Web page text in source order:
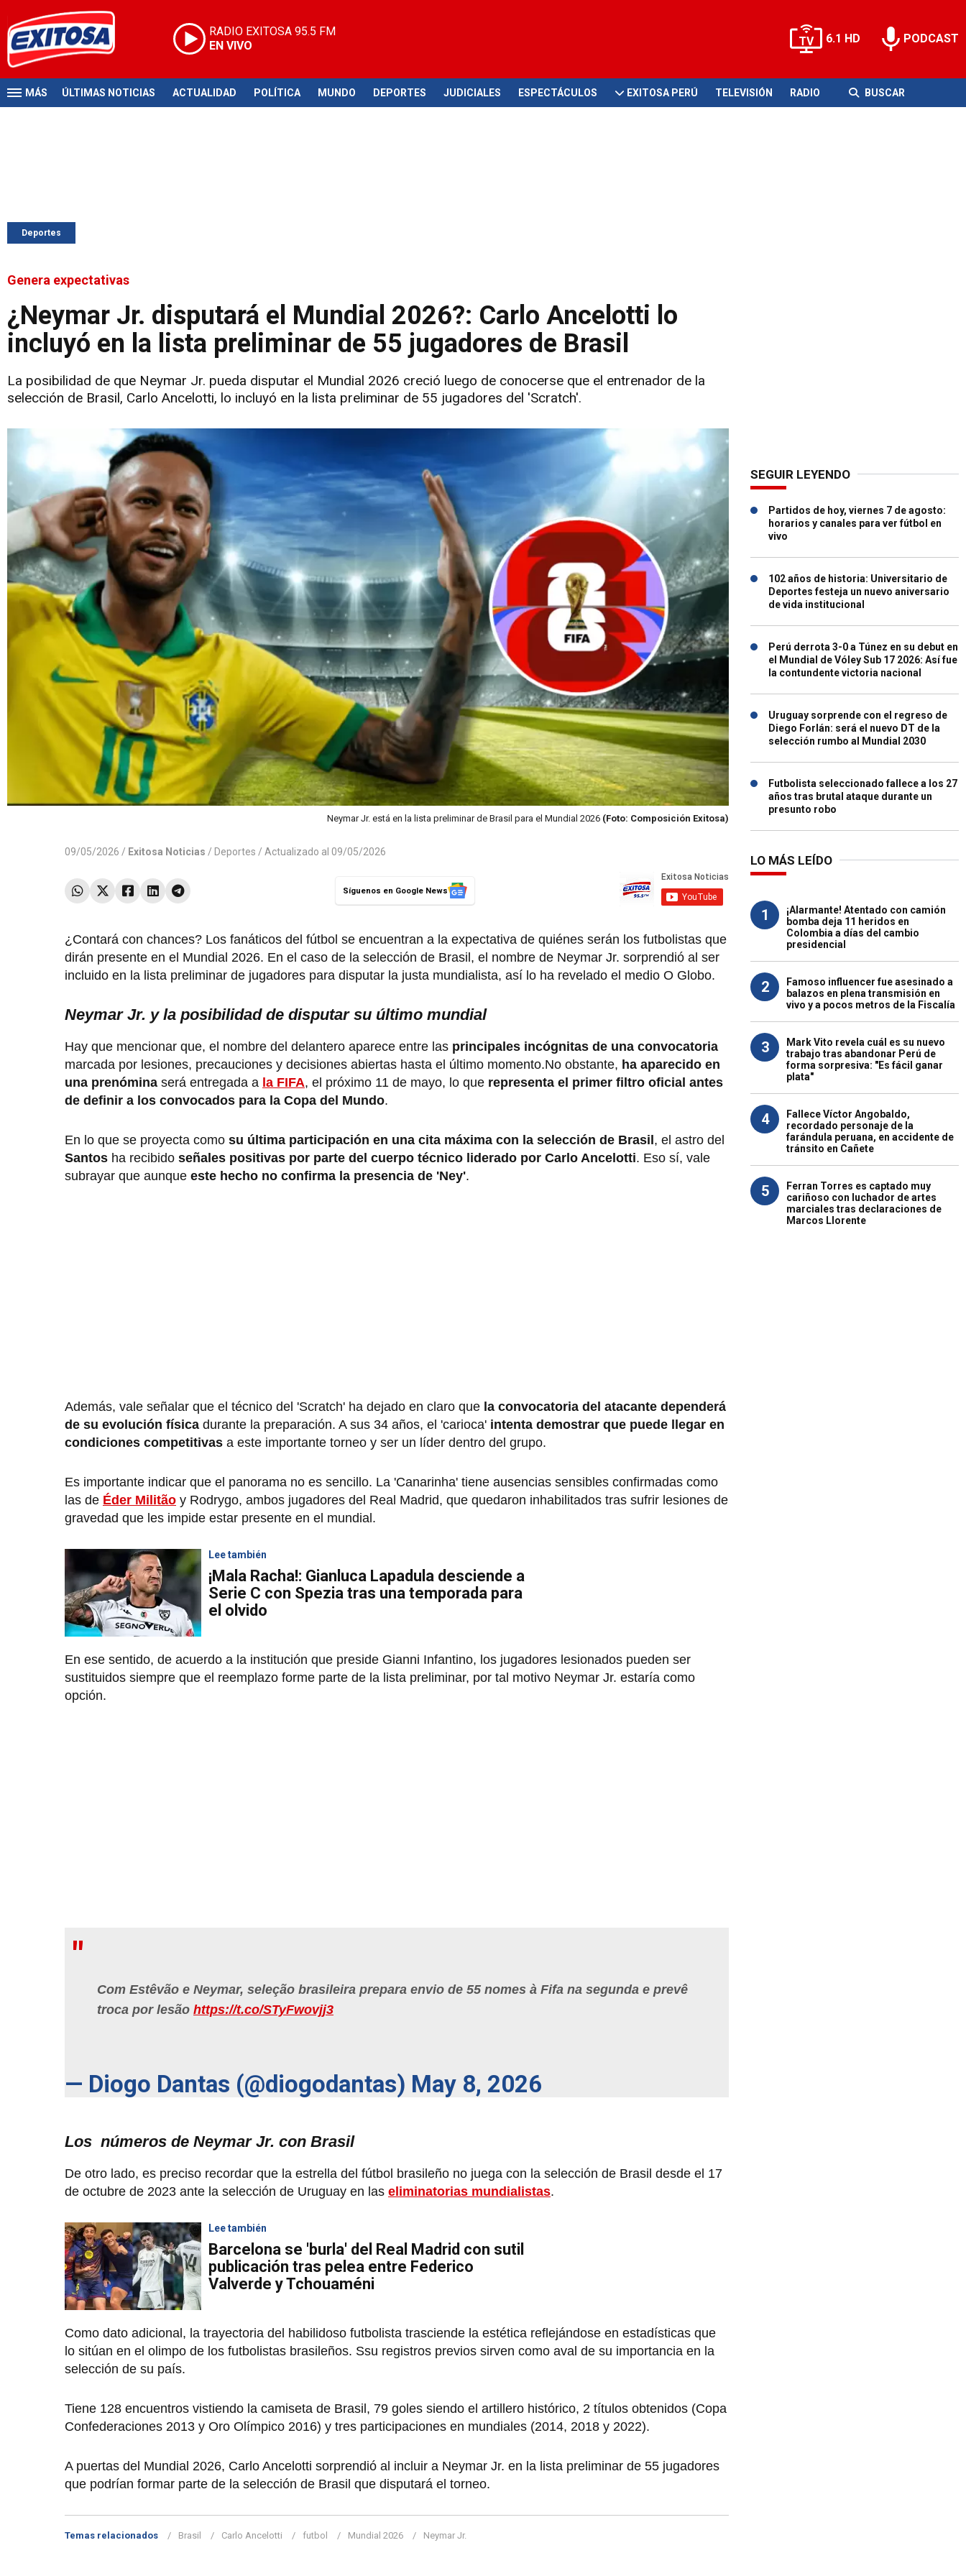
RADIO EXITOSA 95.5 FM
EN VIVO
6.1 HD PODCAST
MÁS ÚLTIMAS NOTICIAS ACTUALIDAD POLÍTICA MUNDO DEPORTES JUDICIALES ESPECTÁCULOS EXITOSA PERÚ TELEVISIÓN RADIO BUSCAR
Deportes
Genera expectativas
¿Neymar Jr. disputará el Mundial 2026?: Carlo Ancelotti lo
incluyó en la lista preliminar de 55 jugadores de Brasil
La posibilidad de que Neymar Jr. pueda disputar el Mundial 2026 creció luego de conocerse que el entrenador de la
selección de Brasil, Carlo Ancelotti, lo incluyó en la lista preliminar de 55 jugadores del 'Scratch'.
Neymar Jr. está en la lista preliminar de Brasil para el Mundial 2026 (Foto: Composición Exitosa)
09/05/2026 / Exitosa Noticias / Deportes / Actualizado al 09/05/2026
Síguenos en Google News
¿Contará con chances? Los fanáticos del fútbol se encuentran a la expectativa de quiénes serán los futbolistas que
dirán presente en el Mundial 2026. En el caso de la selección de Brasil, el nombre de Neymar Jr. sorprendió al ser
incluido en la lista preliminar de jugadores para disputar la justa mundialista, así lo ha revelado el medio O Globo.
Neymar Jr. y la posibilidad de disputar su último mundial
Hay que mencionar que, el nombre del delantero aparece entre las principales incógnitas de una convocatoria
marcada por lesiones, precauciones y decisiones abiertas hasta el último momento.No obstante, ha aparecido en
una prenómina será entregada a la FIFA, el próximo 11 de mayo, lo que representa el primer filtro oficial antes
de definir a los convocados para la Copa del Mundo.
En lo que se proyecta como su última participación en una cita máxima con la selección de Brasil , el astro del
Santos ha recibido señales positivas por parte del cuerpo técnico liderado por Carlo Ancelotti. Eso sí, vale
subrayar que aunque este hecho no confirma la presencia de 'Ney'.
Además, vale señalar que el técnico del 'Scratch' ha dejado en claro que la convocatoria del atacante dependerá
de su evolución física durante la preparación. A sus 34 años, el 'carioca' intenta demostrar que puede llegar en
condiciones competitivas a este importante torneo y ser un líder dentro del grupo.
Es importante indicar que el panorama no es sencillo. La 'Canarinha' tiene ausencias sensibles confirmadas como
las de Éder Militão y Rodrygo, ambos jugadores del Real Madrid, que quedaron inhabilitados tras sufrir lesiones de
gravedad que les impide estar presente en el mundial.
Lee también
¡Mala Racha!: Gianluca Lapadula desciende a
Serie C con Spezia tras una temporada para
el olvido
En ese sentido, de acuerdo a la institución que preside Gianni Infantino, los jugadores lesionados pueden ser
sustituidos siempre que el reemplazo forme parte de la lista preliminar, por tal motivo Neymar Jr. estaría como
opción.
Com Estêvão e Neymar, seleção brasileira prepara envio de 55 nomes à Fifa na segunda e prevê
troca por lesão https://t.co/STyFwovjj3
— Diogo Dantas (@diogodantas) May 8, 2026
Los números de Neymar Jr. con Brasil
De otro lado, es preciso recordar que la estrella del fútbol brasileño no juega con la selección de Brasil desde el 17
de octubre de 2023 ante la selección de Uruguay en las eliminatorias mundialistas.
Lee también
Barcelona se 'burla' del Real Madrid con sutil
publicación tras pelea entre Federico
Valverde y Tchouaméni
Como dato adicional, la trayectoria del habilidoso futbolista trasciende la estética reflejándose en estadísticas que
lo sitúan en el olimpo de los futbolistas brasileños. Ssu registros previos sirven como aval de su importancia en la
selección de su país.
Tiene 128 encuentros vistiendo la camiseta de Brasil, 79 goles siendo el artillero histórico, 2 títulos obtenidos (Copa
Confederaciones 2013 y Oro Olímpico 2016) y tres participaciones en mundiales (2014, 2018 y 2022).
A puertas del Mundial 2026, Carlo Ancelotti sorprendió al incluir a Neymar Jr. en la lista preliminar de 55 jugadores
que podrían formar parte de la selección de Brasil que disputará el torneo.
Temas relacionados Brasil Carlo Ancelotti futbol Mundial 2026 Neymar Jr.
SEGUIR LEYENDO
Partidos de hoy, viernes 7 de agosto:
horarios y canales para ver fútbol en
vivo
102 años de historia: Universitario de
Deportes festeja un nuevo aniversario
de vida institucional
Perú derrota 3-0 a Túnez en su debut en
el Mundial de Vóley Sub 17 2026: Así fue
la contundente victoria nacional
Uruguay sorprende con el regreso de
Diego Forlán: será el nuevo DT de la
selección rumbo al Mundial 2030
Futbolista seleccionado fallece a los 27
años tras brutal ataque durante un
presunto robo
LO MÁS LEÍDO
1
¡Alarmante! Atentado con camión
bomba deja 11 heridos en
Colombia a días del cambio
presidencial
2
Famoso influencer fue asesinado a
balazos en plena transmisión en
vivo y a pocos metros de la Fiscalía
3
Mark Vito revela cuál es su nuevo
trabajo tras abandonar Perú de
forma sorpresiva: "Es fácil ganar
plata"
4
Fallece Víctor Angobaldo,
recordado personaje de la
farándula peruana, en accidente de
tránsito en Cañete
5
Ferran Torres es captado muy
cariñoso con luchador de artes
marciales tras declaraciones de
Marcos Llorente